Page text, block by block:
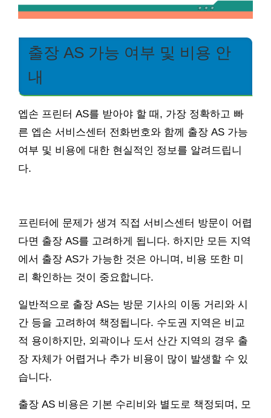
출장 AS 가능 여부 및 비용 안
내
엡손 프린터 AS를 받아야 할 때, 가장 정확하고 빠
른 엡손 서비스센터 전화번호와 함께 출장 AS 가능
여부 및 비용에 대한 현실적인 정보를 알려드립니
다.
프린터에 문제가 생겨 직접 서비스센터 방문이 어렵
다면 출장 AS를 고려하게 됩니다. 하지만 모든 지역
에서 출장 AS가 가능한 것은 아니며, 비용 또한 미
리 확인하는 것이 중요합니다.
일반적으로 출장 AS는 방문 기사의 이동 거리와 시
간 등을 고려하여 책정됩니다. 수도권 지역은 비교
적 용이하지만, 외곽이나 도서 산간 지역의 경우 출
장 자체가 어렵거나 추가 비용이 많이 발생할 수 있
습니다.
출장 AS 비용은 기본 수리비와 별도로 책정되며, 모